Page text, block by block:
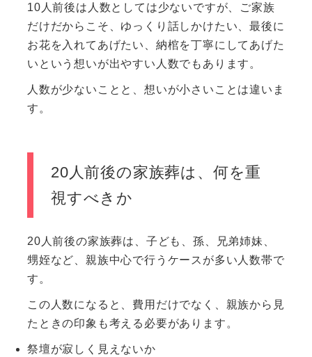
10人前後は人数としては少ないですが、ご家族
だけだからこそ、ゆっくり話しかけたい、最後に
お花を入れてあげたい、納棺を丁寧にしてあげた
いという想いが出やすい人数でもあります。
人数が少ないことと、想いが小さいことは違いま
す。
20人前後の家族葬は、何を重
視すべきか
20人前後の家族葬は、子ども、孫、兄弟姉妹、
甥姪など、親族中心で行うケースが多い人数帯で
す。
この人数になると、費用だけでなく、親族から見
たときの印象も考える必要があります。
祭壇が寂しく見えないか